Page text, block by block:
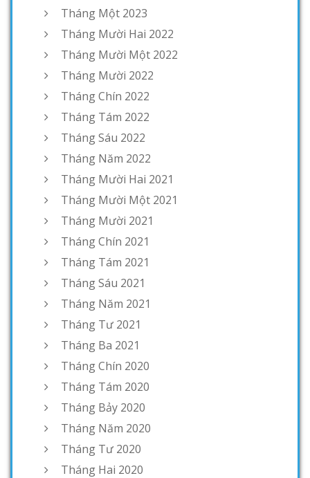
Tháng Một 2023
Tháng Mười Hai 2022
Tháng Mười Một 2022
Tháng Mười 2022
Tháng Chín 2022
Tháng Tám 2022
Tháng Sáu 2022
Tháng Năm 2022
Tháng Mười Hai 2021
Tháng Mười Một 2021
Tháng Mười 2021
Tháng Chín 2021
Tháng Tám 2021
Tháng Sáu 2021
Tháng Năm 2021
Tháng Tư 2021
Tháng Ba 2021
Tháng Chín 2020
Tháng Tám 2020
Tháng Bảy 2020
Tháng Năm 2020
Tháng Tư 2020
Tháng Hai 2020